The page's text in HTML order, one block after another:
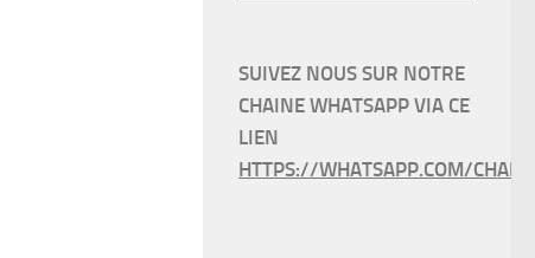
SUIVEZ NOUS SUR NOTRE
CHAINE WHATSAPP VIA CE
LIEN
HTTPS://WHATSAPP.COM/